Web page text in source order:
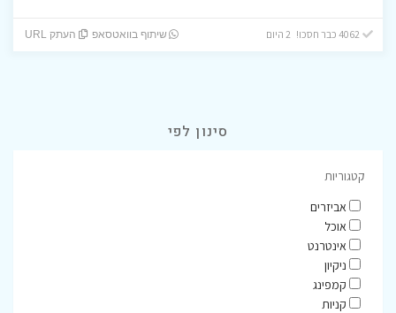
4062 כבר חסכו! 2 היום שיתוף בוואטסאפ העתק URL
סינון לפי
קטגוריות
אביזרים
אוכל
אינטרנט
ניקיון
קמפינג
קניות